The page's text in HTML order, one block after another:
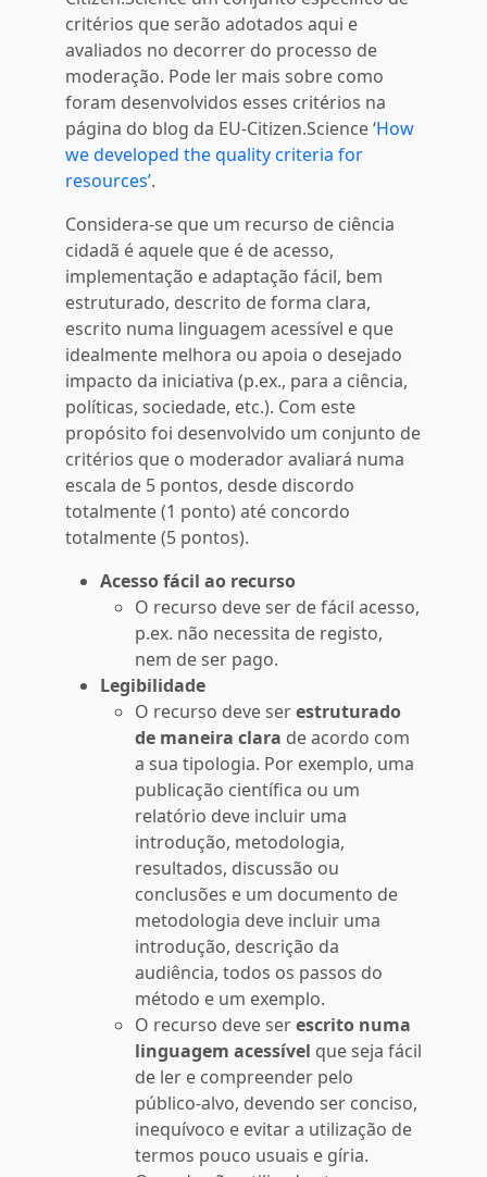
critérios que serão adotados aqui e
avaliados no decorrer do processo de
moderação. Pode ler mais sobre como
foram desenvolvidos esses critérios na
página do blog da EU-Citizen.Science ‘How
we developed the quality criteria for
resources’.
Considera-se que um recurso de ciência
cidadã é aquele que é de acesso,
implementação e adaptação fácil, bem
estruturado, descrito de forma clara,
escrito numa linguagem acessível e que
idealmente melhora ou apoia o desejado
impacto da iniciativa (p.ex., para a ciência,
políticas, sociedade, etc.). Com este
propósito foi desenvolvido um conjunto de
critérios que o moderador avaliará numa
escala de 5 pontos, desde discordo
totalmente (1 ponto) até concordo
totalmente (5 pontos).
Acesso fácil ao recurso
O recurso deve ser de fácil acesso,
p.ex. não necessita de registo,
nem de ser pago.
Legibilidade
O recurso deve serestruturado
de maneira clara de acordo com
a sua tipologia. Por exemplo, uma
publicação científica ou um
relatório deve incluir uma
introdução, metodologia,
resultados, discussão ou
conclusões e um documento de
metodologia deve incluir uma
introdução, descrição da
audiência, todos os passos do
método e um exemplo.
O recurso deve serescrito numa
linguagem acessível que seja fácil
de ler e compreender pelo
público-alvo, devendo ser conciso,
inequívoco e evitar a utilização de
termos pouco usuais e gíria.